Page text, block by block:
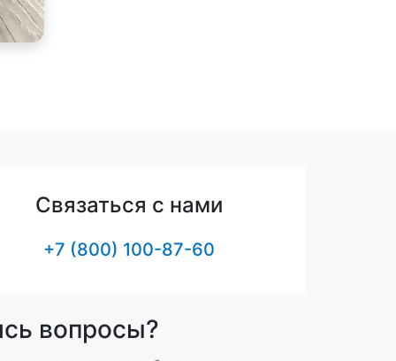
Связаться с нами
+7 (800) 100-87-60
вопросы?